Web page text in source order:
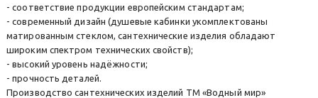
- соответствие продукции европейским стандартам;
- современный дизайн (душевые кабинки укомплектованы
матированным стеклом, сантехнические изделия обладают
широким спектром технических свойств);
- высокий уровень надёжности;
- прочность деталей.
Производство сантехнических изделий ТМ «Водный мир»